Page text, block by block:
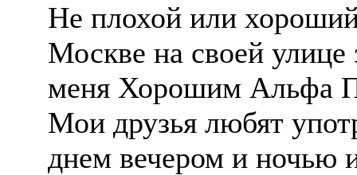
Не плохой или
Москве на своей улице
меня Хорошим Альфа
Мои друзья любят
днем вечером и ночью